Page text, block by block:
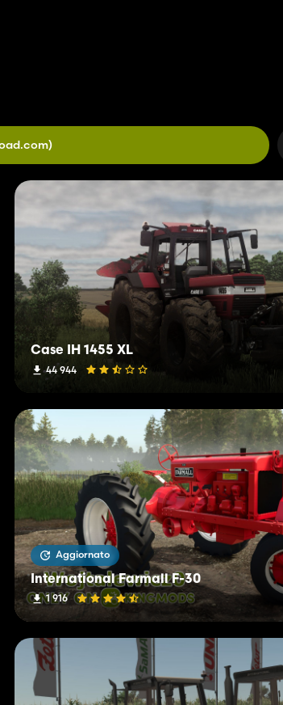
Case IH 1455 XL
44 944
Aggiornato
International Farmall F-30
1 916